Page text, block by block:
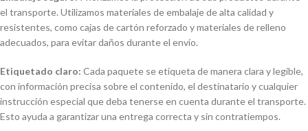
el transporte. Utilizamos materiales de embalaje de alta calidad y
resistentes, como cajas de cartón reforzado y materiales de relleno
adecuados, para evitar daños durante el envío.
Etiquetado claro: Cada paquete se etiqueta de manera clara y legible,
con información precisa sobre el contenido, el destinatario y cualquier
instrucción especial que deba tenerse en cuenta durante el transporte.
Esto ayuda a garantizar una entrega correcta y sin contratiempos.